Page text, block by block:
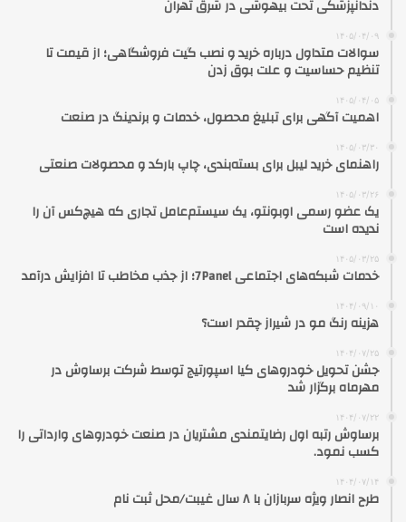
دندانپزشکی تحت بیهوشی در شرق تهران
۱۴۰۵/۰۴/۰۹
سوالات متداول درباره خرید و نصب گیت فروشگاهی؛ از قیمت تا
تنظیم حساسیت و علت بوق زدن
۱۴۰۵/۰۴/۰۵
اهمیت آگهی برای تبلیغ محصول، خدمات و برندینگ در صنعت
۱۴۰۵/۰۳/۳۰
راهنمای خرید لیبل برای بسته‌بندی، چاپ بارکد و محصولات صنعتی
۱۴۰۵/۰۳/۲۶
یک عضو رسمی اوبونتو، یک سیستم‌عامل تجاری که هیچ‌کس آن را
ندیده است
۱۴۰۵/۰۳/۲۵
خدمات شبکه‌های اجتماعی 7Panel؛ از جذب مخاطب تا افزایش درآمد
۱۴۰۴/۰۹/۱۰
هزینه رنگ مو در شیراز چقدر است؟
۱۴۰۴/۰۷/۲۵
جشن تحویل خودروهای کیا اسپورتیج توسط شرکت برساوش در
مهرماه برگزار شد
۱۴۰۴/۰۷/۲۲
برساوش رتبه اول رضایتمندی مشتریان در صنعت خودروهای وارداتی را
کسب نمود.
۱۴۰۴/۰۷/۱۴
طرح انصار ویژه سربازان با ۸ سال غیبت/محل ثبت نام